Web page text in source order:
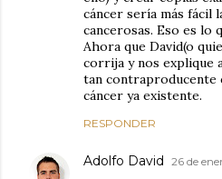
cáncer sería más fácil
cancerosas. Eso es lo
Ahora que David(o
corrija y nos explique
tan contraproducente
cáncer ya existente.
RESPONDER
Adolfo David 26 de